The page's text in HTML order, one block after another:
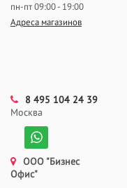
пн-пт 09:00 - 19:00
Адреса магазинов
8 495 104 24 39
Москва
ООО "Бизнес
Офис"